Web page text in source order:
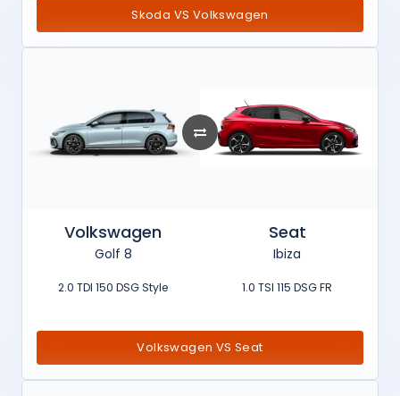
Skoda VS Volkswagen
Volkswagen
Golf 8
2.0 TDI 150 DSG Style
Seat
Ibiza
1.0 TSI 115 DSG FR
Volkswagen VS Seat